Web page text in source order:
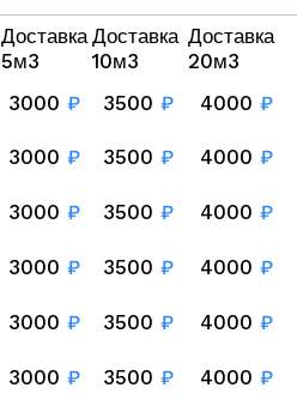
Доставка
5м3
Доставка
10м3
Доставка
20м3
3000 ₽ 3500 ₽ 4000 ₽
3000 ₽ 3500 ₽ 4000 ₽
3000 ₽ 3500 ₽ 4000 ₽
3000 ₽ 3500 ₽ 4000 ₽
3000 ₽ 3500 ₽ 4000 ₽
3000 ₽ 3500 ₽ 4000 ₽